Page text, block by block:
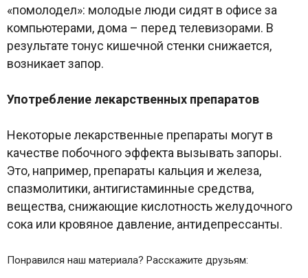
«помолодел»: молодые люди сидят в офисе за
компьютерами, дома – перед телевизорами. В
результате тонус кишечной стенки снижается,
возникает запор.
Употребление лекарственных препаратов
Некоторые лекарственные препараты могут в
качестве побочного эффекта вызывать запоры.
Это, например, препараты кальция и железа,
спазмолитики, антигистаминные средства,
вещества, снижающие кислотность желудочного
сока или кровяное давление, антидепрессанты.
Понравился наш материала? Расскажите друзьям: